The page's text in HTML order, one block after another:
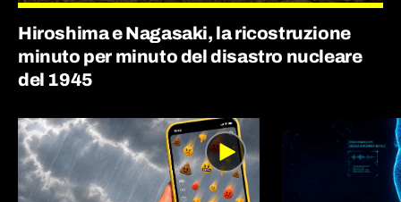
Hiroshima e Nagasaki, la ricostruzione
minuto per minuto del disastro nucleare
del 1945